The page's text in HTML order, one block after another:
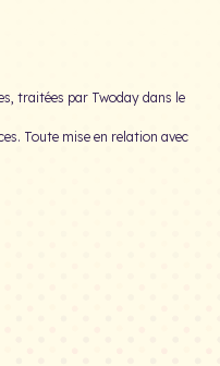
traitées par Twoday dans le
Toute mise en relation avec